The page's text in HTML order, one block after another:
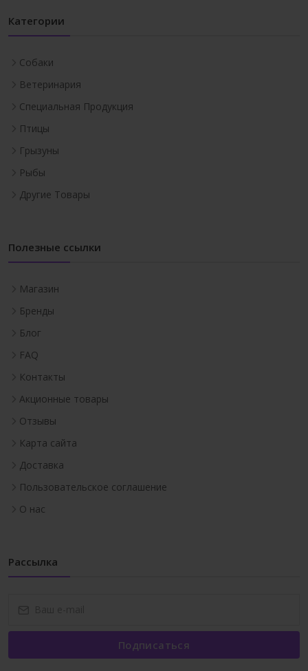
Категории
Собаки
Ветеринария
Специальная Продукция
Птицы
Грызуны
Рыбы
Другие Товары
Полезные ссылки
Магазин
Бренды
Блог
FAQ
Контакты
Акционные товары
Отзывы
Карта сайта
Доставка
Пользовательское соглашение
О нас
Рассылка
Подписаться